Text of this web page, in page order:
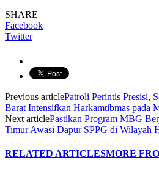
SHARE
Facebook
Twitter
Previous articlePatroli Perintis Presisi,
Barat Intensifkan Harkamtibmas pada
Next articlePastikan Program MBG
Timur Awasi Dapur SPPG di Wilayah
RELATED ARTICLESMORE